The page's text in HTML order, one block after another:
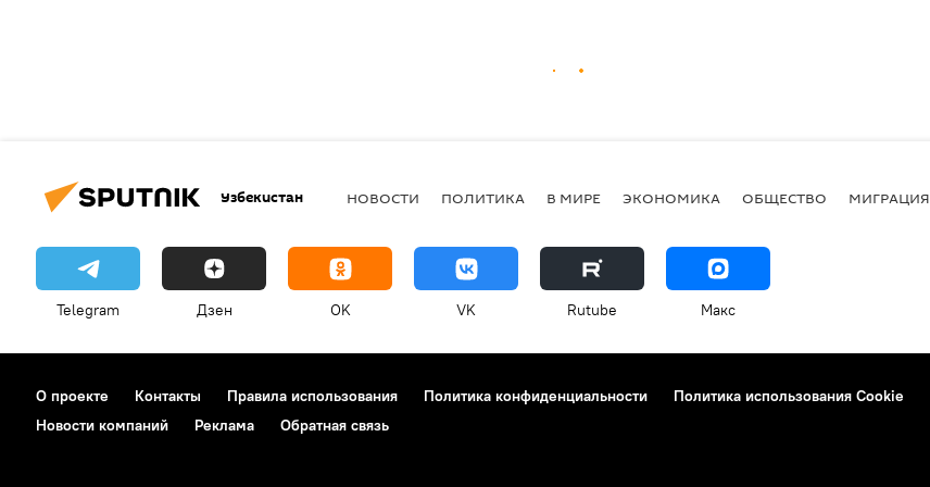
Узбекистан НОВОСТИ ПОЛИТИКА В МИРЕ ЭКОНОМИКА ОБЩЕСТВО МИГРАЦИЯ
Telegram Дзен OK VK Rutube Макс
О проекте Контакты Правила использования Политика конфиденциальности Политика использования Cookie
Новости компаний
Реклама Обратная связь